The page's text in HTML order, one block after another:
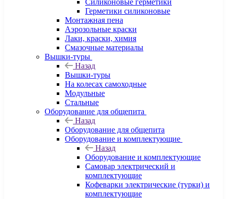
Силиконовые герметики
Герметики силиконовые
Монтажная пена
Аэрозольные краски
Лаки, краски, химия
Смазочные материалы
Вышки-туры
Назад
Вышки-туры
На колесах самоходные
Модульные
Стальные
Оборудование для общепита
Назад
Оборудование для общепита
Оборудование и комплектующие
Назад
Оборудование и комплектующие
Самовар электрический и
комплектующие
Кофеварки электрические (турки) и
комплектующие